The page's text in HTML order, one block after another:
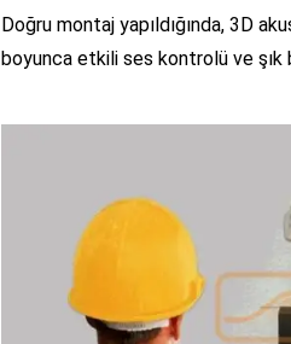
Doğru montaj yapıldığında, 3D
boyunca etkili ses kontrolü ve şık